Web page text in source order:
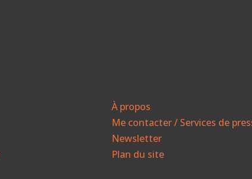
À propos
Me contacter / Services de
Newsletter
Plan du site